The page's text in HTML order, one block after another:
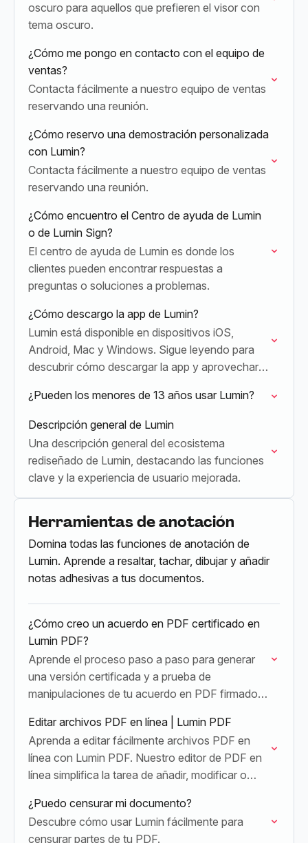
oscuro para aquellos que prefieren el visor con
tema oscuro.
¿Cómo me pongo en contacto con el equipo de
ventas?
Contacta fácilmente a nuestro equipo de ventas
reservando una reunión.
¿Cómo reservo una demostración personalizada
con Lumin?
Contacta fácilmente a nuestro equipo de ventas
reservando una reunión.
¿Cómo encuentro el Centro de ayuda de Lumin
o de Lumin Sign?
El centro de ayuda de Lumin es donde los
clientes pueden encontrar respuestas a
preguntas o soluciones a problemas.
¿Cómo descargo la app de Lumin?
Lumin está disponible en dispositivos iOS,
Android, Mac y Windows. Sigue leyendo para
descubrir cómo descargar la app y aprovechar
¿Pueden los menores de 13 años usar Lumin?
Descripción general de Lumin
Una descripción general del ecosistema
rediseñado de Lumin, destacando las funciones
clave y la experiencia de usuario mejorada.
Herramientas de anotación
Domina todas las funciones de anotación de
Lumin. Aprende a resaltar, tachar, dibujar y añadir
notas adhesivas a tus documentos.
¿Cómo creo un acuerdo en PDF certificado en
Lumin PDF?
Aprende el proceso paso a paso para generar
una versión certificada y a prueba de
manipulaciones de tu acuerdo en PDF firmado
del documento…
Editar archivos PDF en línea | Lumin PDF
Aprenda a editar fácilmente archivos PDF en
línea con Lumin PDF. Nuestro editor de PDF en
línea simplifica la tarea de añadir, modificar o
¿Puedo censurar mi documento?
Descubre cómo usar Lumin fácilmente para
censurar partes de tu PDF.